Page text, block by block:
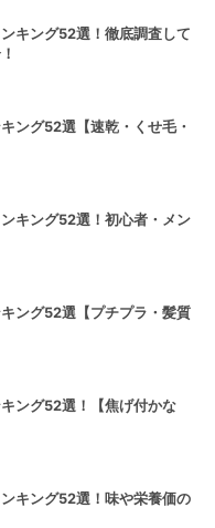
キング52選！徹底調査して
ング52選【速乾・くせ毛・
キング52選！初心者・メン
ング52選【プチプラ・髪質
ング52選！【焦げ付かな
キング52選！味や栄養価の